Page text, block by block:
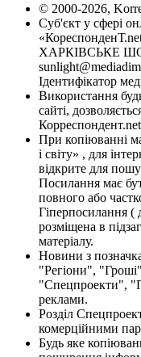
© 2000-2026,
Суб'єкт у сфері
ХАРКІВСЬКЕ
Ідентифікатор
Використання
сайті,
При копіюванні
і світу» , для
відкрите для
Посилання має
повного або
Гіперпосилання (
розміщена в
матеріалу.
Новини з
"Регіони",
"Спецпроекти",
реклами.
Розділ
комерційними
Будь яке